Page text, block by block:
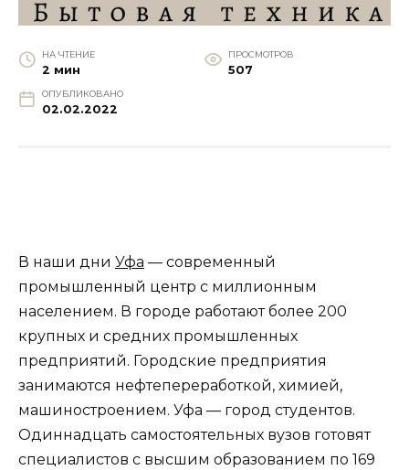
НА ЧТЕНИЕ
2 мин
ПРОСМОТРОВ
507
ОПУБЛИКОВАНО
02.02.2022
В наши дни Уфа — современный
промышленный центр с миллионным
населением. В городе работают более 200
крупных и средних промышленных
предприятий. Городские предприятия
занимаются нефтепереработкой, химией,
машиностроением. Уфа — город студентов.
Одиннадцать самостоятельных вузов готовят
специалистов с высшим образованием по 169